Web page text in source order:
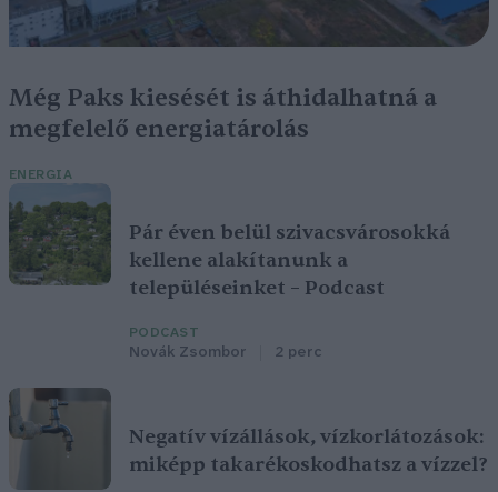
Még Paks kiesését is áthidalhatná a
megfelelő energiatárolás
ENERGIA
Pár éven belül szivacsvárosokká
kellene alakítanunk a
településeinket – Podcast
PODCAST
Novák Zsombor 2 perc
Negatív vízállások, vízkorlátozások:
miképp takarékoskodhatsz a vízzel?